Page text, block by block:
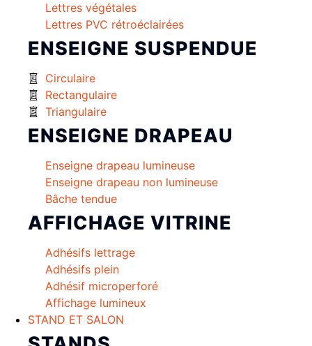
Lettres végétales
Lettres PVC rétroéclairées
ENSEIGNE SUSPENDUE
Circulaire
Rectangulaire
Triangulaire
ENSEIGNE DRAPEAU
Enseigne drapeau lumineuse
Enseigne drapeau non lumineuse
Bâche tendue
AFFICHAGE VITRINE
Adhésifs lettrage
Adhésifs plein
Adhésif microperforé
Affichage lumineux
STAND ET SALON